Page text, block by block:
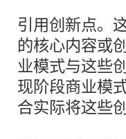
引用创新点。
的核心内容或
业模式与这些
现阶段商业模
合实际将这些